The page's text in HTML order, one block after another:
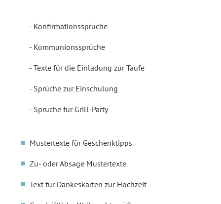
Konfirmationssprüche
Kommunionssprüche
Texte für die Einladung zur Taufe
Sprüche zur Einschulung
Sprüche für Grill-Party
Mustertexte für Geschenktipps
Zu- oder Absage Mustertexte
Text für Dankeskarten zur Hochzeit